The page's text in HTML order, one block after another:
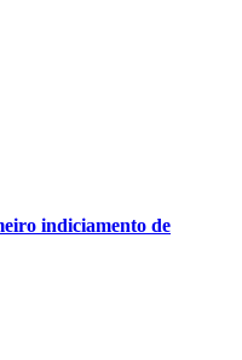
indiciamento de